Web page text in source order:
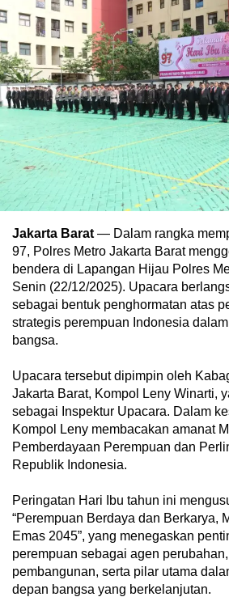
Jakarta Barat — Dalam rangka
97, Polres Metro Jakarta Barat
bendera di Lapangan Hijau Polres
Senin (22/12/2025). Upacara
sebagai bentuk penghormatan atas
strategis perempuan Indonesia
bangsa.
Upacara tersebut dipimpin oleh
Jakarta Barat, Kompol Leny Winarti,
sebagai Inspektur Upacara. Dalam
Kompol Leny membacakan amanat
Pemberdayaan Perempuan dan
Republik Indonesia.
Peringatan Hari Ibu tahun ini
“Perempuan Berdaya dan Berkarya,
Emas 2045”, yang menegaskan
perempuan sebagai agen
pembangunan, serta pilar utama
depan bangsa yang berkelanjutan.